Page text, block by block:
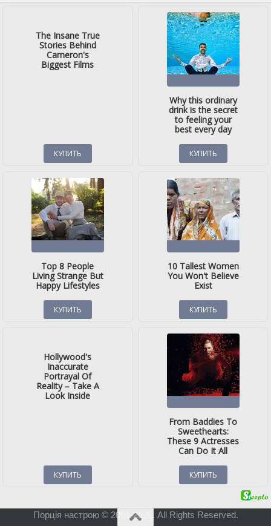
Порція настрою © 2001-2026. All Rights Reserved.